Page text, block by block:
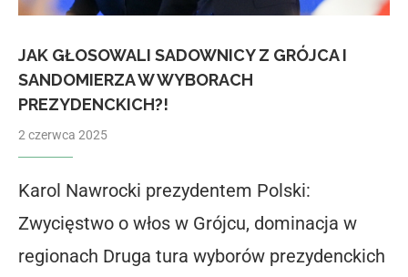
JAK GŁOSOWALI SADOWNICY Z GRÓJCA I
SANDOMIERZA W WYBORACH
PREZYDENCKICH?!
2 czerwca 2025
Karol Nawrocki prezydentem Polski:
Zwycięstwo o włos w Grójcu, dominacja w
regionach Druga tura wyborów prezydenckich